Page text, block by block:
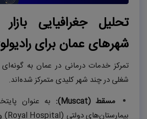
تحلیل جغرافیایی
شهرهای عمان برای
تمرکز خدمات درمانی در عمان به
شغلی در چند شهر کلیدی متمرکز شده‌اند.
مسقط (Muscat
): به عنوان
بیمارستان‌های دولتی (Royal Hospital
)